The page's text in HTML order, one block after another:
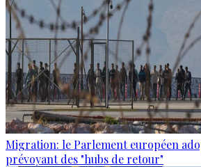
Migration: le Parlement européen
prévoyant des "hubs de retour"